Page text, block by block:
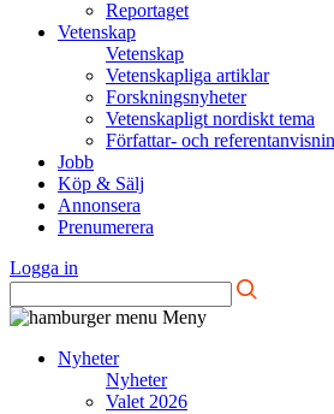
Reportaget
Vetenskap
Vetenskap
Vetenskapliga artiklar
Forskningsnyheter
Vetenskapligt nordiskt tema
Författar- och
Jobb
Köp & Sälj
Annonsera
Prenumerera
Logga in
Meny
Nyheter
Nyheter
Valet 2026